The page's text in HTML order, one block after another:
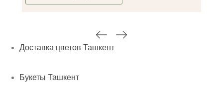
Доставка цветов Ташкент
Букеты Ташкент